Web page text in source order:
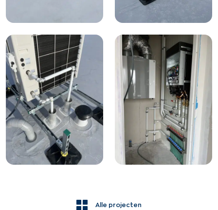
Alle projecten